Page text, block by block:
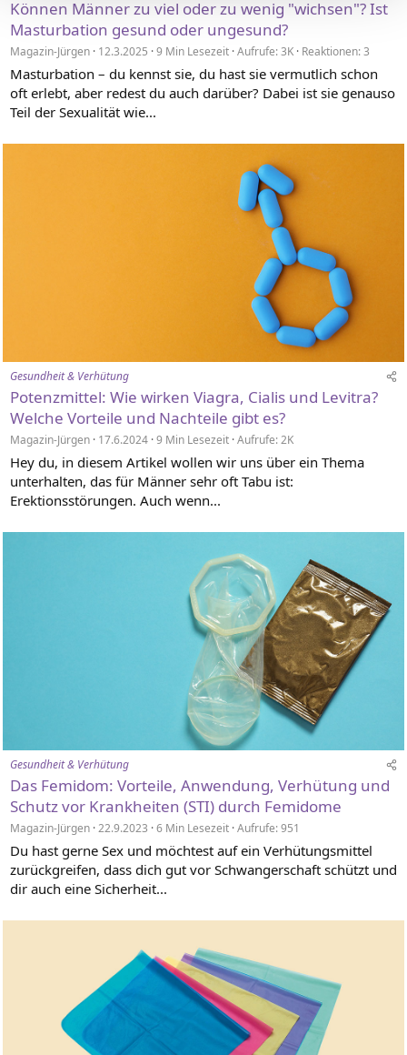
Können Männer zu viel oder zu wenig "wichsen"? Ist
Masturbation gesund oder ungesund?
Magazin-Jürgen 12.3.2025 9 Min Lesezeit Aufrufe: 3K Reaktionen: 3
Masturbation – du kennst sie, du hast sie vermutlich schon
oft erlebt, aber redest du auch darüber? Dabei ist sie genauso
Teil der Sexualität wie...
Gesundheit & Verhütung
Potenzmittel: Wie wirken Viagra, Cialis und Levitra?
Welche Vorteile und Nachteile gibt es?
Magazin-Jürgen 17.6.2024 9 Min Lesezeit Aufrufe: 2K
Hey du, in diesem Artikel wollen wir uns über ein Thema
unterhalten, das für Männer sehr oft Tabu ist:
Erektionsstörungen. Auch wenn...
Gesundheit & Verhütung
Das Femidom: Vorteile, Anwendung, Verhütung und
Schutz vor Krankheiten (STI) durch Femidome
Magazin-Jürgen 22.9.2023 6 Min Lesezeit Aufrufe: 951
Du hast gerne Sex und möchtest auf ein Verhütungsmittel
zurückgreifen, dass dich gut vor Schwangerschaft schützt und
dir auch eine Sicherheit...